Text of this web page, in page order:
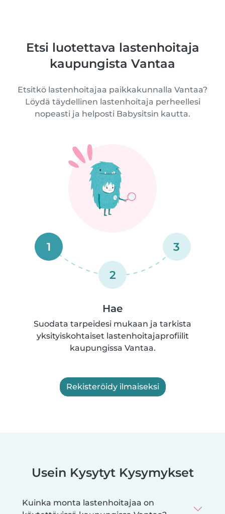
Etsi luotettava lastenhoitaja
kaupungista Vantaa
Etsitkö lastenhoitajaa paikkakunnalla Vantaa?
Löydä täydellinen lastenhoitaja perheellesi
nopeasti ja helposti Babysitsin kautta.
1
2
3
Hae
Suodata tarpeidesi mukaan ja tarkista
yksityiskohtaiset lastenhoitajaprofiilit
kaupungissa Vantaa.
Rekisteröidy ilmaiseksi
Usein Kysytyt Kysymykset
Kuinka monta lastenhoitajaa on